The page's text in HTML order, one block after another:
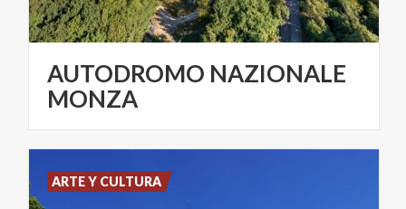
AUTODROMO NAZIONALE
MONZA
ARTE Y CULTURA